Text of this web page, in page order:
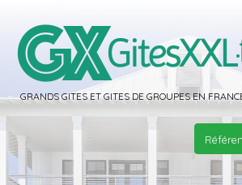
GRANDS GITES ET GITES DE GROUPES EN